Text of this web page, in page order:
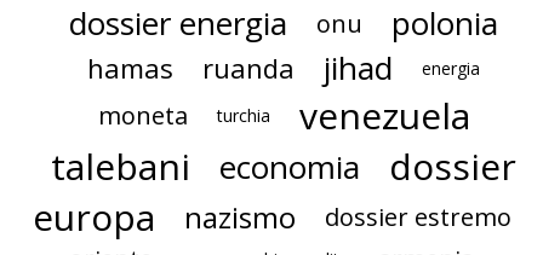
dossier energia onu polonia
hamas ruanda jihad energia
moneta turchia
venezuela
talebani
economia
dossier
europa
nazismo
dossier estremo